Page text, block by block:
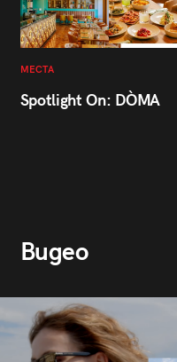
МЕСТА
Spotlight On: DÒMA
Видео